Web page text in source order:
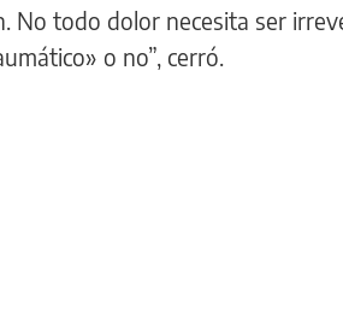
No todo dolor necesita ser
o no”, cerró.